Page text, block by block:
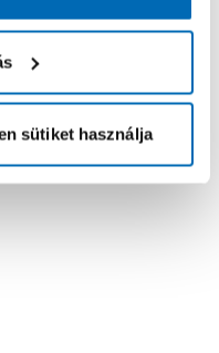
sütiket használja